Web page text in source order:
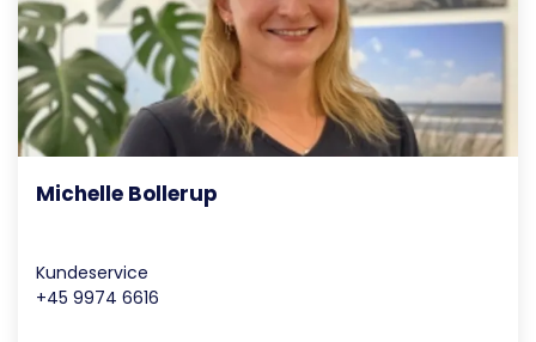
Michelle Bollerup
Kundeservice
+45 9974 6616